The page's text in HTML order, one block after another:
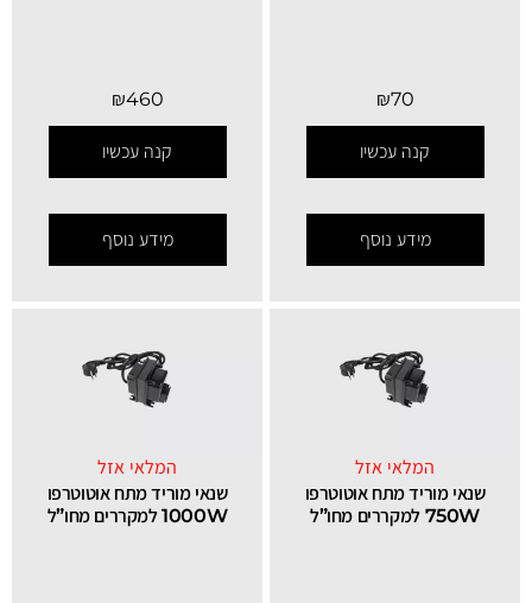
₪70
קנה עכשיו
מידע נוסף
₪460
קנה עכשיו
מידע נוסף
המלאי אזל
שנאי מוריד מתח אוטוטרפו
750W למקררים מחו”ל
המלאי אזל
שנאי מוריד מתח אוטוטרפו
1000W למקררים מחו”ל